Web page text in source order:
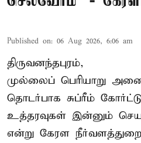
Published on: 06 Aug 2026, 6:06 am
திருவனந்தபுரம்,
முல்லைப் பெரியாறு
தொடர்பாக சுப்ரீம் கோர்ட்டு
உத்தரவுகள் இன்னும்
என்று கேரள